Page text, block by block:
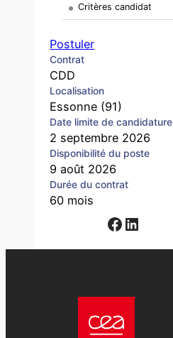
Critères candidat
Postuler
Contrat
CDD
Localisation
Essonne (91)
Date limite de candidature
2 septembre 2026
Disponibilité du poste
9 août 2026
Durée du contrat
60 mois
Facebook LinkedIn